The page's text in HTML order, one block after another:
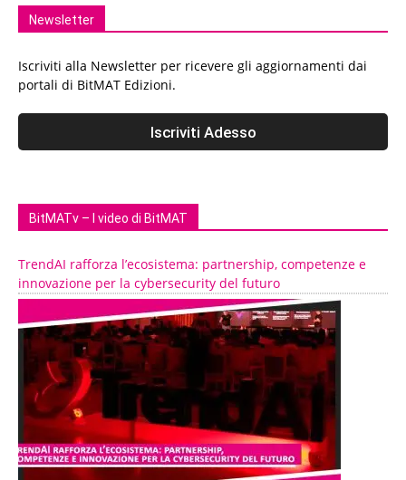
Newsletter
Iscriviti alla Newsletter per ricevere gli aggiornamenti dai
portali di BitMAT Edizioni.
BitMATv – I video di BitMAT
TrendAI rafforza l’ecosistema: partnership, competenze e
innovazione per la cybersecurity del futuro